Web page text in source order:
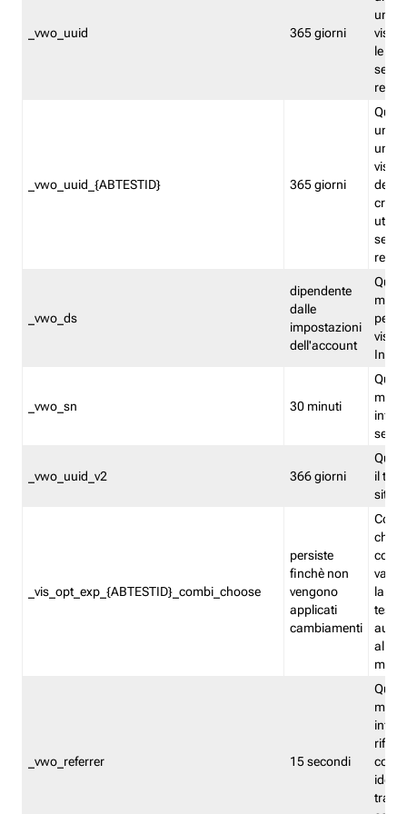
_vwo_uuid 365 giorni
le
_vwo_uuid_{ABTESTID} 365 giorni
un
del
_vwo_ds
dipendente
dalle
impostazioni
dell'account
_vwo_sn 30 minuti
_vwo_uuid_v2 366 giorni
il
sito
_vis_opt_exp_{ABTESTID}_combi_choose
persiste
finchè non
vengono
applicati
cambiamenti
che
la
test.
_vwo_referrer 15 secondi